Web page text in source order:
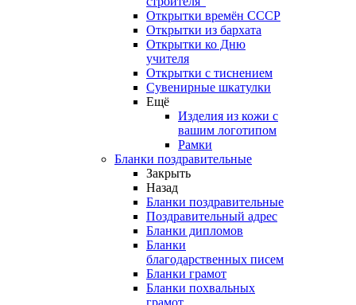
Открытки времён СССР
Открытки из бархата
Открытки ко Дню
учителя
Открытки с тиснением
Сувенирные шкатулки
Ещё
Изделия из кожи с
вашим логотипом
Рамки
Бланки поздравительные
Закрыть
Назад
Бланки поздравительные
Поздравительный адрес
Бланки дипломов
Бланки
благодарственных писем
Бланки грамот
Бланки похвальных
грамот